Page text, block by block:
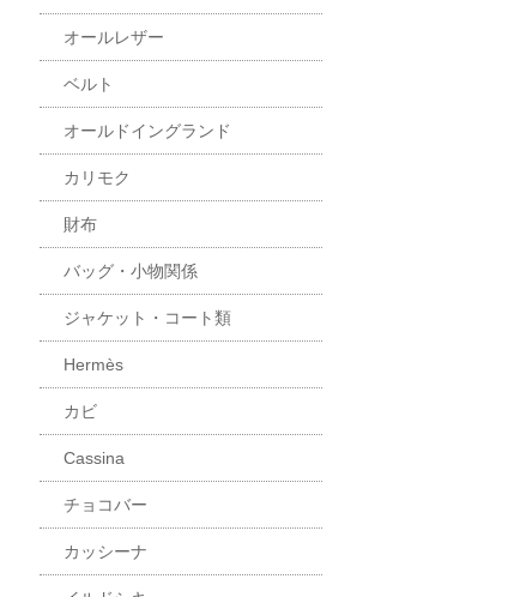
オールレザー
ベルト
オールドイングランド
カリモク
財布
バッグ・小物関係
ジャケット・コート類
Hermès
カビ
Cassina
チョコバー
カッシーナ